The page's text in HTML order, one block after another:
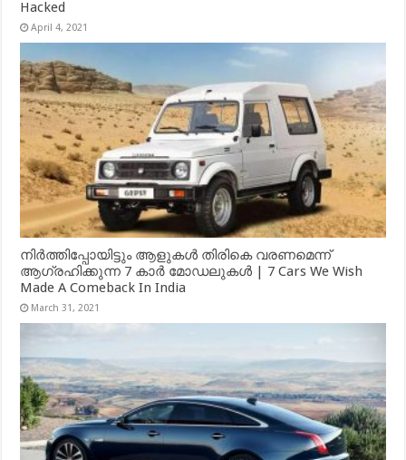
Hacked
April 4, 2021
നിർത്തിപ്പോയിട്ടും ആളുകൾ തിരികെ വരണമെന്ന്
ആഗ്രഹിക്കുന്ന 7 കാർ മോഡലുകൾ | 7 Cars We Wish
Made A Comeback In India
March 31, 2021